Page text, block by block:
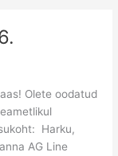
Olete oodatud
Harku,
AG Line